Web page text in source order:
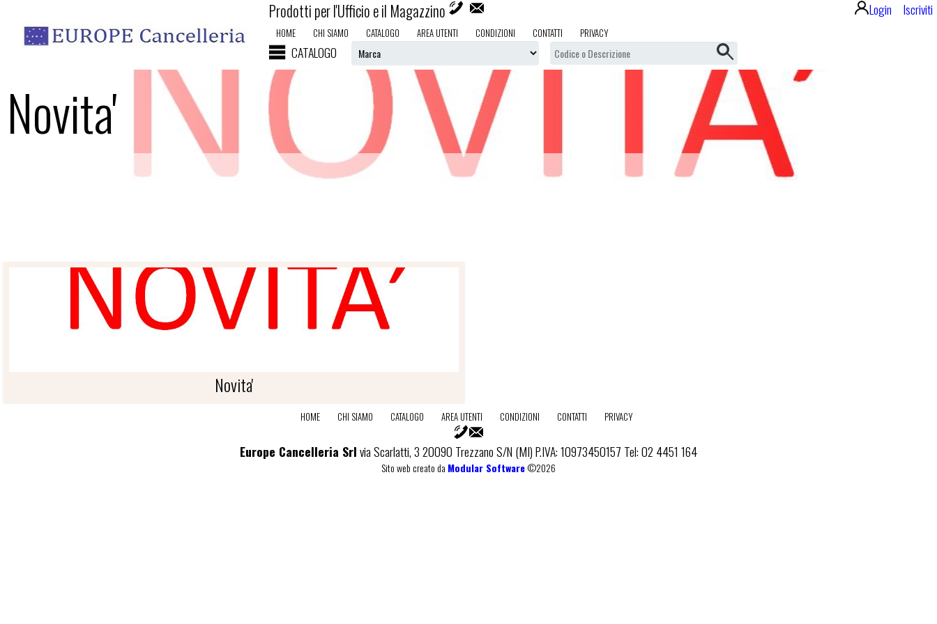
Prodotti per l'Ufficio e il Magazzino Login Iscriviti
HOME CHI SIAMO CATALOGO AREA UTENTI CONDIZIONI CONTATTI PRIVACY
CATALOGO
Novita'
Novita'
NOVITA'
HOME CHI SIAMO CATALOGO AREA UTENTI CONDIZIONI CONTATTI PRIVACY
Europe Cancelleria Srlvia Scarlatti, 3 20090 Trezzano S/N (MI) P.IVA: 10973450157 Tel: 02 4451 164
Sito web creato da Modular Software©2026